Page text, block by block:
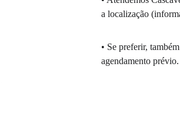
a localização
• Se preferir,
agendamento prévio.